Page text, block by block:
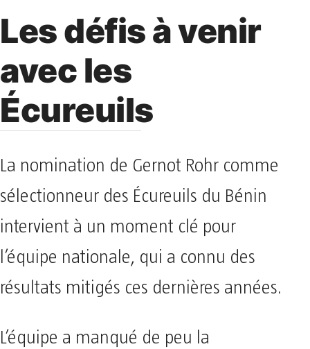
Les défis à venir
avec les
Écureuils
La nomination de Gernot Rohr comme
sélectionneur des Écureuils du Bénin
intervient à un moment clé pour
l’équipe nationale, qui a connu des
résultats mitigés ces dernières années.
L’équipe a manqué de peu la